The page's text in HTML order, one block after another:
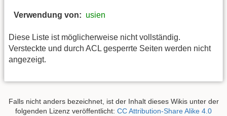
Verwendung von: usien
Diese Liste ist möglicherweise nicht vollständig.
Versteckte und durch ACL gesperrte Seiten werden nicht
angezeigt.
Falls nicht anders bezeichnet, ist der Inhalt dieses Wikis unter der
folgenden Lizenz veröffentlicht: CC Attribution-Share Alike 4.0